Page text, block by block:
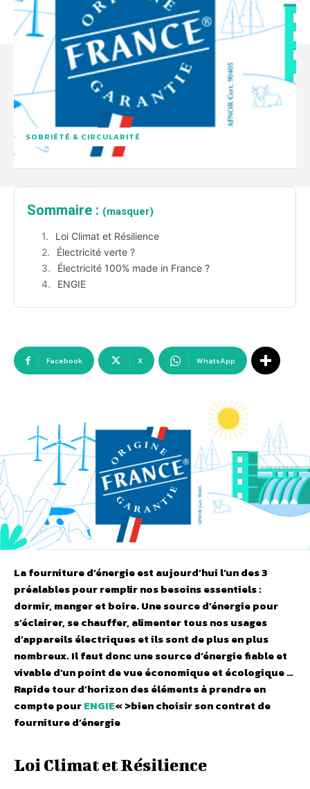
SOBRIÉTÉ & CIRCULARITÉ
Sommaire : (masquer)
Loi Climat et Résilience
Électricité verte ?
Électricité 100% made in France ?
ENGIE
Facebook X WhatsApp
La fourniture d’énergie est aujourd’hui l’un des 3
préalables pour remplir nos besoins essentiels :
dormir, manger et boire. Une source d’énergie pour
s’éclairer, se chauffer, alimenter tous nos usages
d’appareils électriques et ils sont de plus en plus
nombreux. Il faut donc une source d’énergie fiable et
vivable d’un point de vue économique et écologique …
Rapide tour d’horizon des éléments à prendre en
compte pourENGIE« >bien choisir son contrat de
fourniture d’énergie
Loi Climat et Résilience